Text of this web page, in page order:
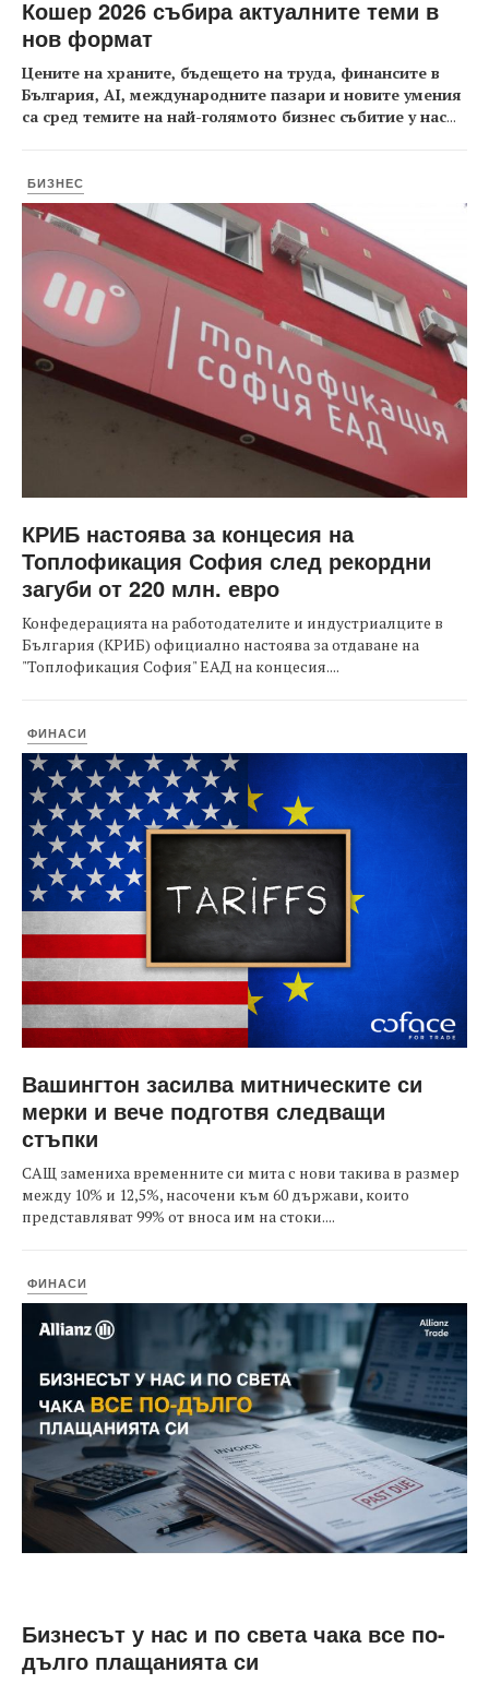
Кошер 2026 събира актуалните теми в
нов формат
Цените на храните, бъдещето на труда, финансите в
България, AI, международните пазари и новите умения
са сред темите на най-голямото бизнес събитие у нас...
БИЗНЕС
КРИБ настоява за концесия на
Топлофикация София след рекордни
загуби от 220 млн. евро
Конфедерацията на работодателите и индустриалците в
България (КРИБ) официално настоява за отдаване на
"Топлофикация София" ЕАД на концесия....
ФИНАСИ
Вашингтон засилва митническите си
мерки и вече подготвя следващи
стъпки
САЩ замениха временните си мита с нови такива в размер
между 10% и 12,5%, насочени към 60 държави, които
представляват 99% от вноса им на стоки....
ФИНАСИ
Бизнесът у нас и по света чака все по-
дълго плащанията си